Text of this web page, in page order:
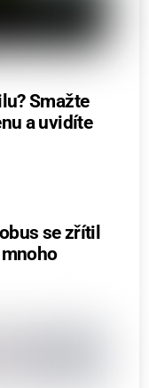
Smažte
a uvidíte
se zřítil